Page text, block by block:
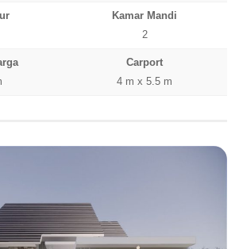
Kamar Mandi
2
Carport
4 m x 5.5 m